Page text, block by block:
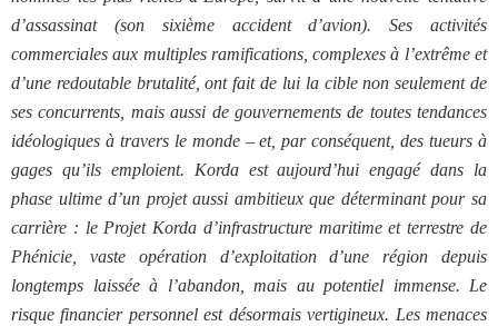
d’assassinat (son sixième accident d’avion). Ses activités
commerciales aux multiples ramifications, complexes à l’extrême et
d’une redoutable brutalité, ont fait de lui la cible non seulement de
ses concurrents, mais aussi de gouvernements de toutes tendances
idéologiques à travers le monde – et, par conséquent, des tueurs à
gages qu’ils emploient. Korda est aujourd’hui engagé dans la
phase ultime d’un projet aussi ambitieux que déterminant pour sa
carrière : le Projet Korda d’infrastructure maritime et terrestre de
Phénicie, vaste opération d’exploitation d’une région depuis
longtemps laissée à l’abandon, mais au potentiel immense. Le
risque financier personnel est désormais vertigineux. Les menaces